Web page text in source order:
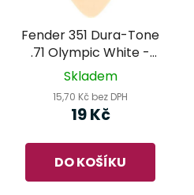
Fender 351 Dura-Tone
.71 Olympic White -
trsátko
Skladem
15,70 Kč bez DPH
19 Kč
DO KOŠÍKU